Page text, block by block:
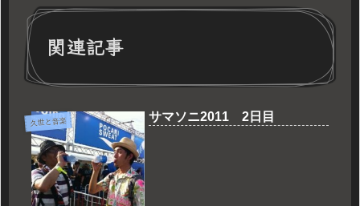
関連記事
久世と音楽 サマソニ2011 2日目